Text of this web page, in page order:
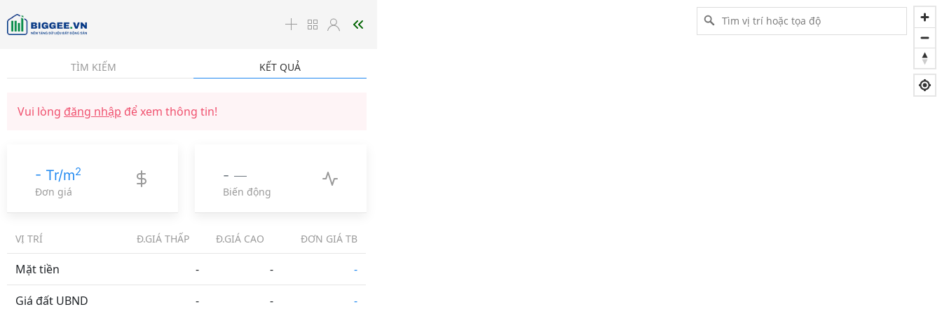
TÌM KIẾM KẾT QUẢ
Vui lòng đăng nhập để xem thông tin!
- Tr/m2
Đơn giá
-
Biến động
VỊ TRÍ Đ.GIÁ THẤP Đ.GIÁ CAO ĐƠN GIÁ TB
Mặt tiền - - -
Giá đất UBND - - -
☰